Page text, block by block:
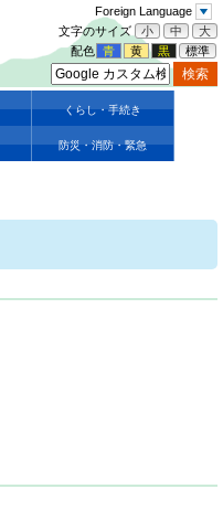
Foreign Language
文字のサイズ
小 中
大
配色 青 黄 黒 標準
くらし・手続き
防災・消防・緊急